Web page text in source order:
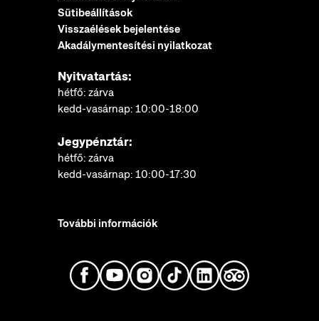
Sütibeállítások
Visszaélések bejelentése
Akadálymentesítési nyilatkozat
Nyitvatartás:
hétfő: zárva
kedd-vasárnap: 10:00-18:00
Jegypénztár:
hétfő: zárva
kedd-vasárnap: 10:00-17:30
További információk